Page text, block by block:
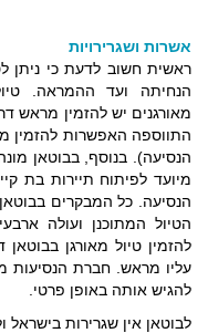
אשרות ושגרירויות
ראשית חשוב לדעת כי ניתן
הנחיתה ועד ההמראה.
מאורגנים יש להזמין מראש
התווספה האפשרות להזמין
מיועד לפיתוח תיירות בת
הנסיעה. כל המבקרים
הטיול המתוכנן ועולה
להזמין טיול מאורגן
עליו מראש. חברת הנסיעות
להגיש אותה באופן פרטי.
לבוטאן אין שגרירות בישראל